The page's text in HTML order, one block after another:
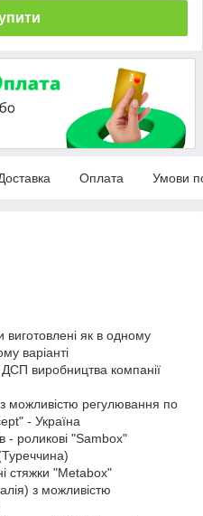
Оплата Умови
як в одному
варіанті
виробництва компанії
можливістю регулювання по
- Україна
- роликові "Sambox"
стяжки "Metabox"
з можливістю